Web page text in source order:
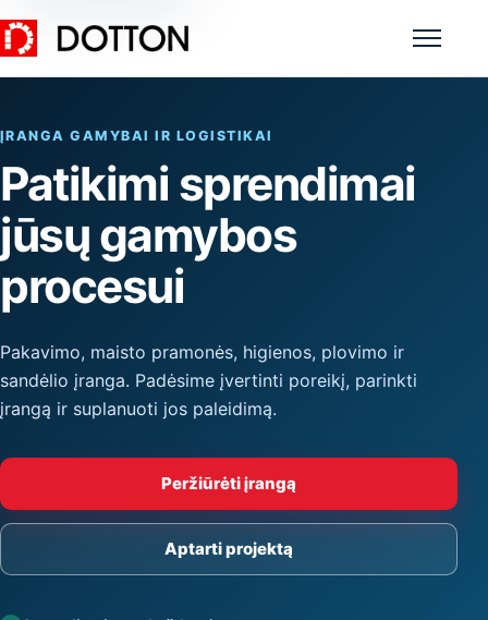
ĮRANGA GAMYBAI IR LOGISTIKAI
Patikimi sprendimai
jūsų gamybos
procesui
Pakavimo, maisto pramonės, higienos, plovimo ir
sandėlio įranga. Padėsime įvertinti poreikį, parinkti
įrangą ir suplanuoti jos paleidimą.
Peržiūrėti įrangą
Aptarti projektą